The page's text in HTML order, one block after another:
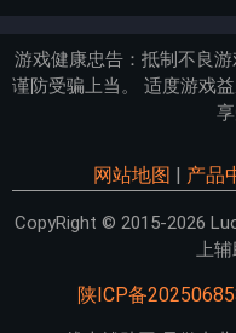
游戏健康忠告：抵制不良
谨防受骗上当。 适度游戏
网站地图 产品
CopyRight © 2015-2026
上
陕ICP备